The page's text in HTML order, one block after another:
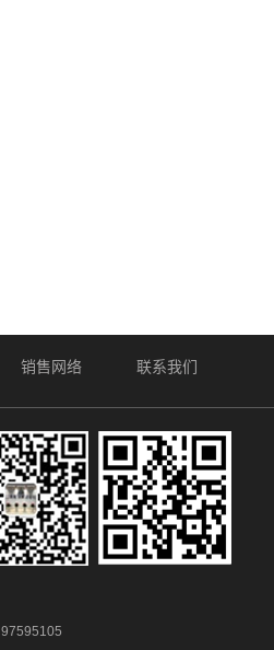
销售网络 联系我们
97595105